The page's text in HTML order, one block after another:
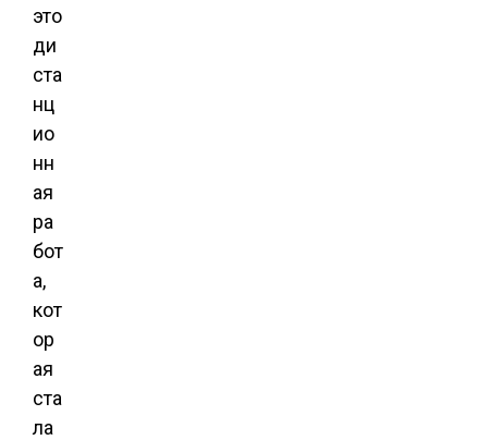
это
ди
ста
нц
ио
нн
ая
ра
бот
а,
кот
ор
ая
ста
ла